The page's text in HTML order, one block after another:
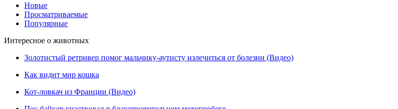
Новые
Просматриваемые
Популярные
Интересное о животных
Золотистый ретривер помог мальчику-аутисту излечиться от болезни (Видео)
Как видит мир кошка
Кот-ловкач из Франции (Видео)